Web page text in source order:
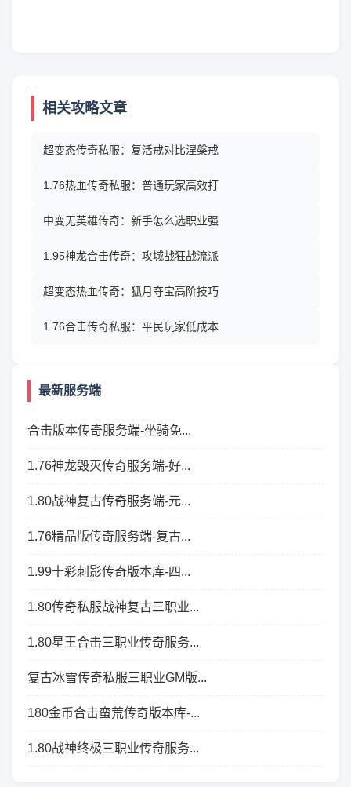
相关攻略文章
超变态传奇私服：复活戒对比涅槃戒
1.76热血传奇私服：普通玩家高效打
中变无英雄传奇：新手怎么选职业强
1.95神龙合击传奇：攻城战狂战流派
超变态热血传奇：狐月夺宝高阶技巧
1.76合击传奇私服：平民玩家低成本
最新服务端
合击版本传奇服务端-坐骑免...
1.76神龙毁灭传奇服务端-好...
1.80战神复古传奇服务端-元...
1.76精品版传奇服务端-复古...
1.99十彩刺影传奇版本库-四...
1.80传奇私服战神复古三职业...
1.80星王合击三职业传奇服务...
复古冰雪传奇私服三职业GM版...
180金币合击蛮荒传奇版本库-...
1.80战神终极三职业传奇服务...